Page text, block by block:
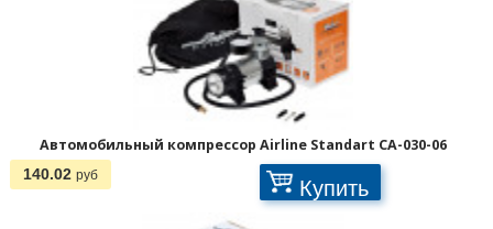
Автомобильный компрессор Airline Standart CA-030-06
140.02 руб Купить